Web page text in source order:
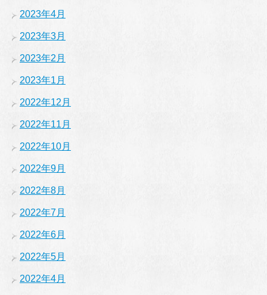
2023年4月
2023年3月
2023年2月
2023年1月
2022年12月
2022年11月
2022年10月
2022年9月
2022年8月
2022年7月
2022年6月
2022年5月
2022年4月